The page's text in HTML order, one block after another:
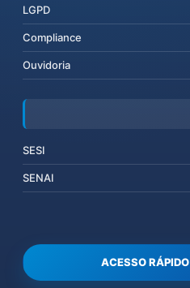
LGPD
Compliance
Ouvidoria
SESI
SENAI
ACESSO RÁPIDO